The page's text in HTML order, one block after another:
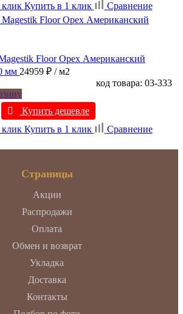
Купить в 1 клик
Сравнение
Floor Орех Американский
мм 24959 ₽ / м2
код товара: 03-333
Купить дешевле
Купить в 1 клик
Сравнение
Страницы
Акции
Распродажи
Оплата
Обмен и возврат
Укладка
Доставка
Контакты